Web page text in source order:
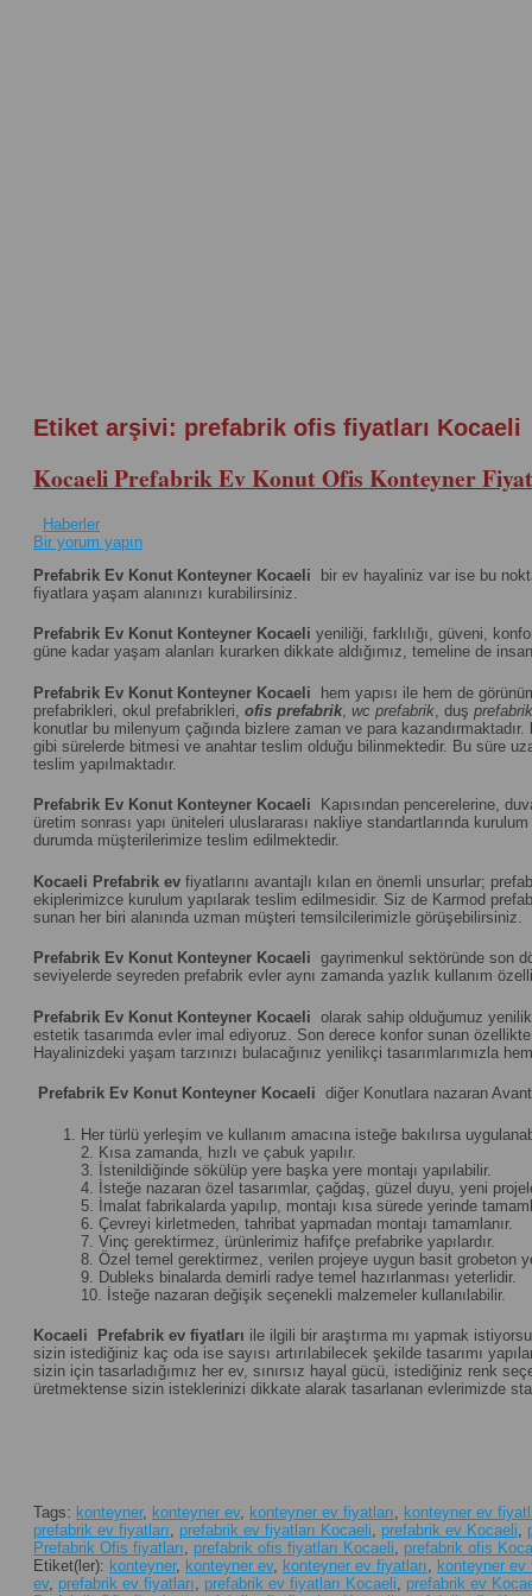
Etiket arşivi: prefabrik ofis fiyatları Kocaeli
Kocaeli Prefabrik Ev Konut Ofis Konteyner
Haberler
Bir yorum yapın
Prefabrik Ev Konut Konteyner Kocaeli bir ev hayaliniz var ise bu
fiyatlara yaşam alanınızı kurabilirsiniz.
Prefabrik Ev Konut Konteyner Kocaeli yeniliği, farklılığı, güveni,
güne kadar yaşam alanları kurarken dikkate aldığımız, temeline de
Prefabrik Ev Konut Konteyner Kocaeli hem yapısı ile hem de
prefabrikleri, okul prefabrikleri, ofis prefabrik, wc prefabrik , duş prefabrik
konutlar bu milenyum çağında bizlere zaman ve para kazandırmaktadır.
gibi sürelerde bitmesi ve anahtar teslim olduğu bilinmektedir. Bu süre
teslim yapılmaktadır.
Prefabrik Ev Konut Konteyner Kocaeli Kapısından pencerelerine,
üretim sonrası yapı üniteleri uluslararası nakliye standartlarında
durumda müşterilerimize teslim edilmektedir.
Kocaeli Prefabrik ev fiyatlarını avantajlı kılan en önemli unsurlar;
ekiplerimizce kurulum yapılarak teslim edilmesidir. Siz de Karmod
sunan her biri alanında uzman müşteri temsilcilerimizle görüşebilirsiniz.
Prefabrik Ev Konut Konteyner Kocaeli gayrimenkul sektöründe son
seviyelerde seyreden prefabrik evler aynı zamanda yazlık kullanım
Prefabrik Ev Konut Konteyner Kocaeli olarak sahip olduğumuz
estetik tasarımda evler imal ediyoruz. Son derece konfor sunan
Hayalinizdeki yaşam tarzınızı bulacağınız yenilikçi tasarımlarımızla
Prefabrik Ev Konut Konteyner Kocaeli diğer Konutlara nazaran
Her türlü yerleşim ve kullanım amacına isteğe bakılırsa
2. Kısa zamanda, hızlı ve çabuk yapılır.
3. İstenildiğinde sökülüp yere başka yere montajı yapılabilir.
4. İsteğe nazaran özel tasarımlar, çağdaş, güzel duyu, yeni
5. İmalat fabrikalarda yapılıp, montajı kısa sürede yerinde
6. Çevreyi kirletmeden, tahribat yapmadan montajı tamamlanır.
7. Vinç gerektirmez, ürünlerimiz hafifçe prefabrike yapılardır.
8. Özel temel gerektirmez, verilen projeye uygun basit grobeton
9. Dubleks binalarda demirli radye temel hazırlanması yeterlidir.
10. İsteğe nazaran değişik seçenekli malzemeler kullanılabilir.
Kocaeli Prefabrik ev fiyatları ile ilgili bir araştırma mı yapmak
sizin istediğiniz kaç oda ise sayısı artırılabilecek şekilde tasarımı
sizin için tasarladığımız her ev, sınırsız hayal gücü, istediğiniz renk
üretmektense sizin isteklerinizi dikkate alarak tasarlanan evlerimizde
Tags: konteyner, konteyner ev, konteyner ev fiyatları
konteyner ev
prefabrik ev fiyatları
prefabrik ev fiyatları Kocaeli prefabrik ev Kocaeli
Prefabrik Ofis fiyatları
prefabrik ofis fiyatları Kocaeli
prefabrik ofis
Etiket(ler): konteyner, konteyner ev, konteyner ev fiyatları
konteyner ev
ev, prefabrik ev fiyatları prefabrik ev fiyatları Kocaeli
prefabrik ev